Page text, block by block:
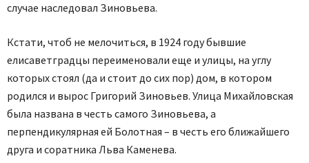
случае наследовал Зиновьева.
Кстати, чтоб не мелочиться, в 1924 году бывшие
елисаветградцы переименовали еще и улицы, на углу
которых стоял (да и стоит до сих пор) дом, в котором
родился и вырос Григорий Зиновьев. Улица Михайловская
была названа в честь самого Зиновьева, а
перпендикулярная ей Болотная – в честь его ближайшего
друга и соратника Льва Каменева.